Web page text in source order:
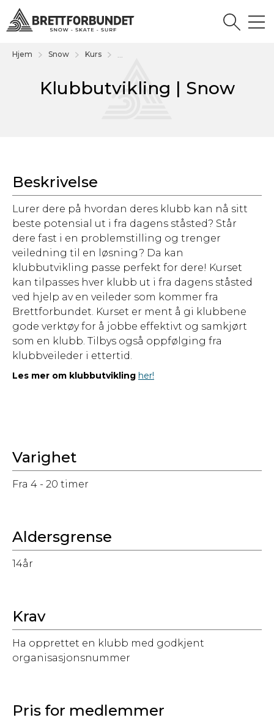
Hjem Snow Kurs
Klubbutvikling | Snow
Beskrivelse
Lurer dere på hvordan deres klubb kan nå sitt
beste potensial ut i fra dagens ståsted? Står
dere fast i en problemstilling og trenger
veiledning til en løsning? Da kan
klubbutvikling passe perfekt for dere! Kurset
kan tilpasses hver klubb ut i fra dagens ståsted
ved hjelp av en veileder som kommer fra
Brettforbundet. Kurset er ment å gi klubbene
gode verktøy for å jobbe effektivt og samkjørt
som en klubb. Tilbys også oppfølging fra
klubbveileder i ettertid.
Les mer om klubbutvikling her!
Varighet
Fra 4 - 20 timer
Aldersgrense
14år
Krav
Ha opprettet en klubb med godkjent
organisasjonsnummer
Pris for medlemmer